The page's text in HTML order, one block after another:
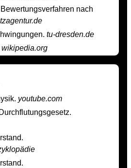
nach
tu-dresden.de
wikipedia.org
youtube.com